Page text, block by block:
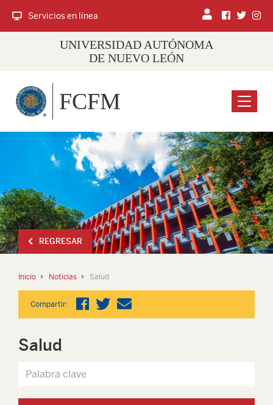
Servicios en línea
UNIVERSIDAD AUTÓNOMA
DE NUEVO LEÓN
Menu
FCFM
REGRESAR
Inicio Noticias Salud
Compartir:
Salud